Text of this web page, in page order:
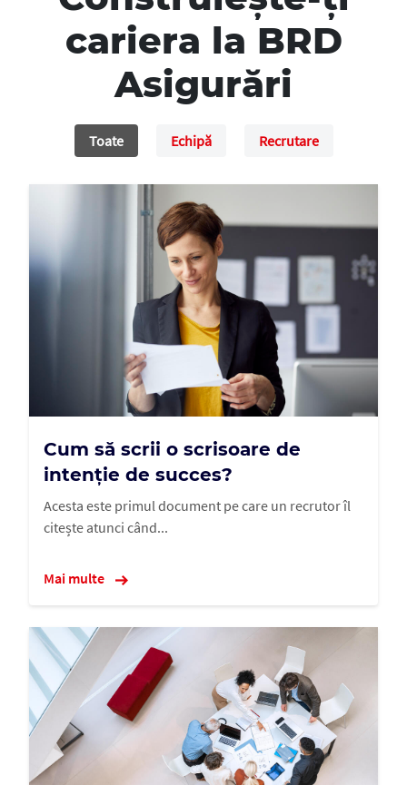
cariera la BRD
Asigurări
Toate Echipă Recrutare
Cum să scrii o scrisoare de
intenție de succes?
Acesta este primul document pe care un recrutor îl
citește atunci când...
Mai multe